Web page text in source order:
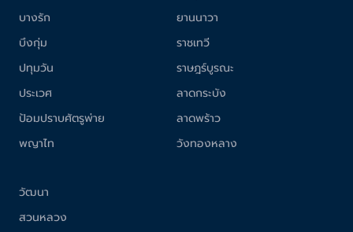
บางรัก
บึงกุ่ม
ปทุมวัน
ประเวศ
ป้อมปราบศัตรูพ่าย
พญาไท
ยานนาวา
ราชเทวี
ราษฎร์บูรณะ
ลาดกระบัง
ลาดพร้าว
วังทองหลาง
วัฒนา
สวนหลวง